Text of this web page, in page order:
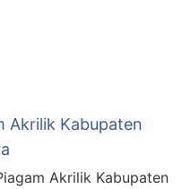
Akrilik Kabupaten
Akrilik Kabupaten